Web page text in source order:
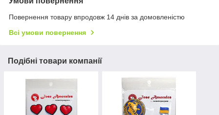
Повернення товару впродовж 14 днів за домовленістю
Всі умови повернення
Подібні товари компанії